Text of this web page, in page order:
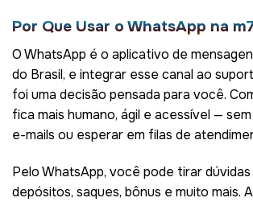
Por Que Usar o WhatsApp na
O WhatsApp é o aplicativo de
do Brasil, e integrar esse canal ao
foi uma decisão pensada para você.
fica mais humano, ágil e acessível —
e-mails ou esperar em filas de
Pelo WhatsApp, você pode tirar
depósitos, saques, bônus e muito mais.